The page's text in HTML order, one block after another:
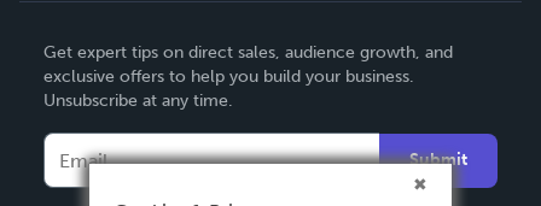
Deutsch
Français
Español
Get expert tips on direct sales, audience growth, and
exclusive offers to help you build your business.
Unsubscribe at any time.
Submit